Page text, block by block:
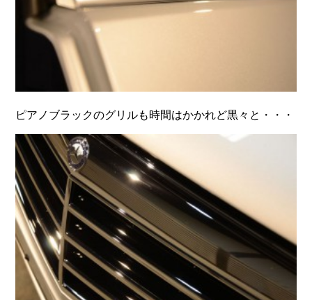
ピアノブラックのグリルも時間はかかれど黒々と・・・